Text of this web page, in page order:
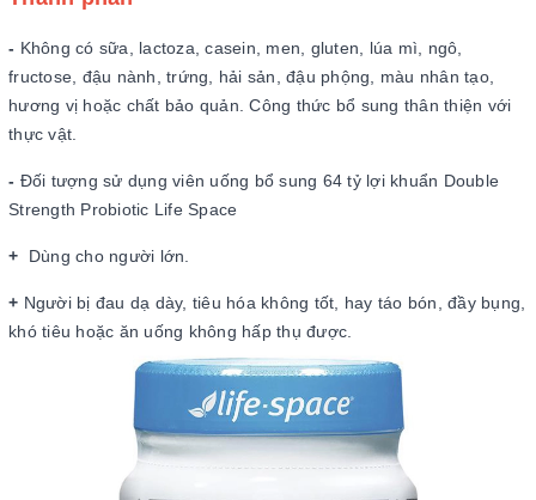
- Không có sữa, lactoza, casein, men, gluten, lúa mì, ngô,
fructose, đậu nành, trứng, hải sản, đậu phộng, màu nhân tạo,
hương vị hoặc chất bảo quản. Công thức bổ sung thân thiện với
thực vật.
- Đối tượng sử dụng viên uống bổ sung 64 tỷ lợi khuẩn Double
Strength Probiotic Life Space
+ Dùng cho người lớn.
+ Người bị đau dạ dày, tiêu hóa không tốt, hay táo bón, đầy bụng,
khó tiêu hoặc ăn uống không hấp thụ được.